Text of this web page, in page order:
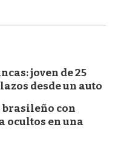
joven de 25
desde un auto
brasileño con
ocultos en una